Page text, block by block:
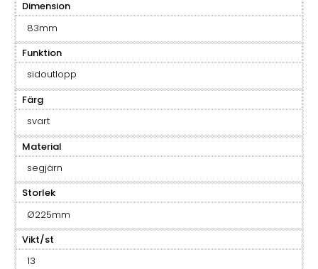
Dimension
83mm
Funktion
sidoutlopp
Färg
svart
Material
segjärn
Storlek
Ø225mm
Vikt/st
13